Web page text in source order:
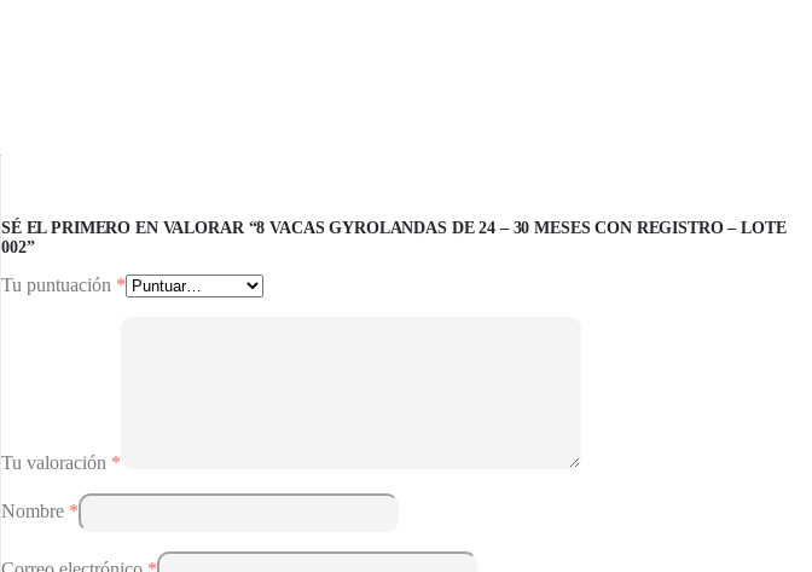
SÉ EL PRIMERO EN VALORAR “8 VACAS GYROLANDAS DE 24 – 30 MESES CON REGISTRO – LOTE
002”
Tu puntuación *
Tu valoración *
Nombre *